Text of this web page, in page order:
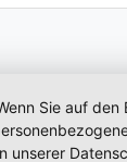
Sie auf